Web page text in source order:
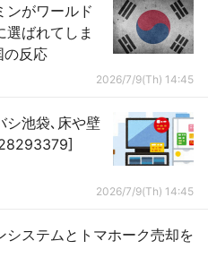
ンがワールド
選ばれてしま
の反応
2026/7/9(Th) 14:45
シ池袋､床や壁
日連続で💩事件 [828293379]
2026/7/9(Th) 14:45
ステムとトマホーク売却を